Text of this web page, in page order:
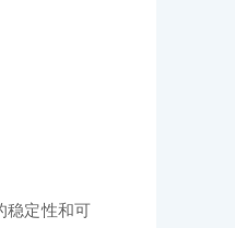
稳定性和可